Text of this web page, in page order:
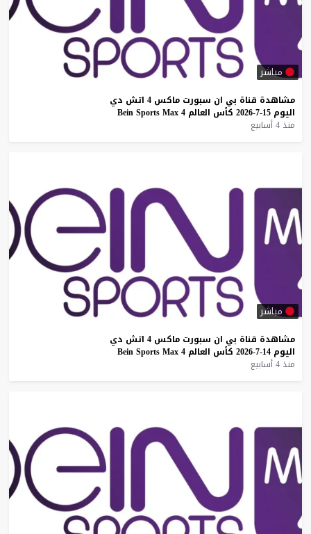
مباشر
مشاهدة قناة بي ان سبورت ماكس 4 اتش دي
اليوم 15-7-2026 كأس العالم Bein Sports Max 4
منذ 4 أسابيع
مباشر
مشاهدة قناة بي ان سبورت ماكس 4 اتش دي
اليوم 14-7-2026 كأس العالم Bein Sports Max 4
منذ 4 أسابيع